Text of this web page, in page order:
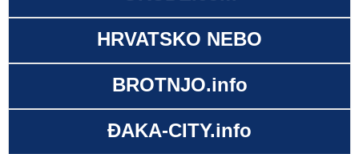
HRVATSKO NEBO
BROTNJO.info
ĐAKA-CITY.info